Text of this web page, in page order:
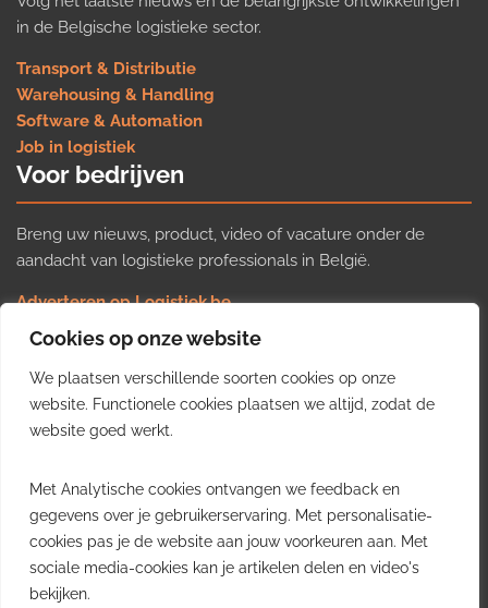
Cookies op onze website
We plaatsen verschillende soorten cookies op onze
website. Functionele cookies plaatsen we altijd, zodat de
website goed werkt.
Met Analytische cookies ontvangen we feedback en
gegevens over je gebruikerservaring. Met personalisatie-
cookies pas je de website aan jouw voorkeuren aan. Met
sociale media-cookies kan je artikelen delen en video's
bekijken.
in de Belgische logistieke sector.
Transport & Distributie
Warehousing & Handling
Software & Automation
Job in logistiek
Voor bedrijven
Breng uw nieuws, product, video of vacature onder de
aandacht van logistieke professionals in België.
Adverteren op Logistiek.be
Nieuws insturen
Uw video op Logistiek.TV
Job plaatsen
Gratis wekelijkse update
inzichten uit de Belgische logistieke sector in uw inbox.
Ontvang je gratis
wekelijkse update